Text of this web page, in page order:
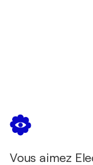
Vous aimez